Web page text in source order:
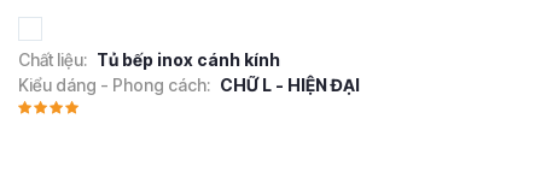
Chất liệu: Tủ bếp inox cánh kính
Kiểu dáng - Phong cách: CHỮ L - HIỆN ĐẠI